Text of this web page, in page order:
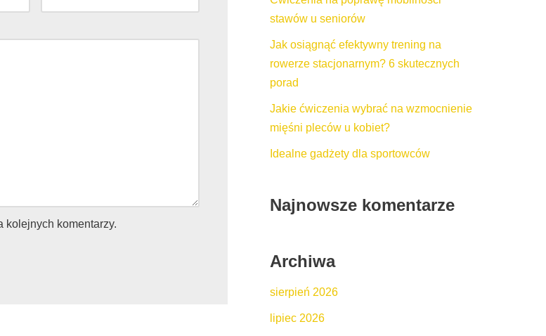
kolejnych komentarzy.
stawów u seniorów
Jak osiągnąć efektywny trening na
rowerze stacjonarnym? 6 skutecznych
porad
Jakie ćwiczenia wybrać na wzmocnienie
mięśni pleców u kobiet?
Idealne gadżety dla sportowców
Najnowsze komentarze
Archiwa
sierpień 2026
lipiec 2026